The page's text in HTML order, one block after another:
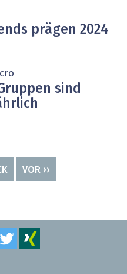
prägen 2024
sind
NÄCHSTE
VOR ››